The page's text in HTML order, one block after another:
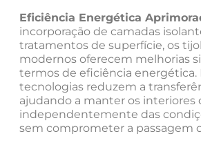
Eficiência Energética
incorporação de camadas
tratamentos de superfície, os
modernos oferecem melhorias
termos de eficiência energética.
tecnologias reduzem a
ajudando a manter os interiores
independentemente das
sem comprometer a passagem